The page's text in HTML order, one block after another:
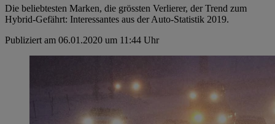
Die beliebtesten Marken, die grössten Verlierer, der Trend zum
Hybrid-Gefährt: Interessantes aus der Auto-Statistik 2019.
Publiziert am 06.01.2020 um 11:44 Uhr